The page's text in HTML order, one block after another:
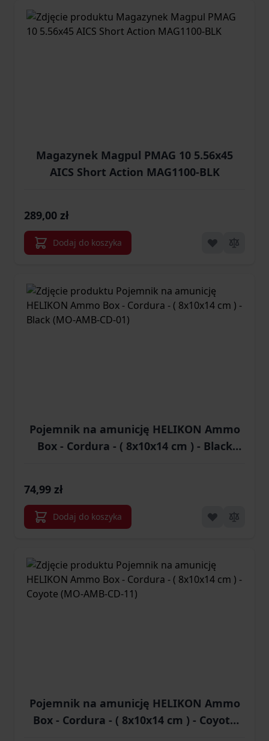
Magazynek Magpul PMAG 10 5.56x45
AICS Short Action MAG1100-BLK
289,00 zł
Dodaj do koszyka
Pojemnik na amunicję HELIKON Ammo
Box - Cordura - ( 8x10x14 cm ) - Black
74,99 zł
Dodaj do koszyka
Pojemnik na amunicję HELIKON Ammo
Box - Cordura - ( 8x10x14 cm ) - Coyote